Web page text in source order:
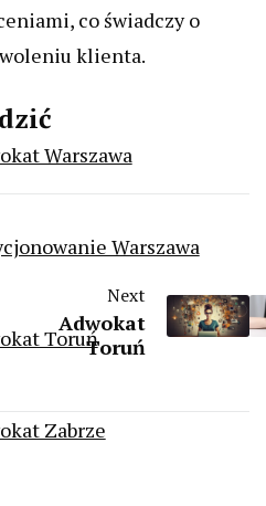
co świadczy o
klienta.
Warszawa
Warszawa
Toruń
Zabrze
Next
Adwokat
Toruń